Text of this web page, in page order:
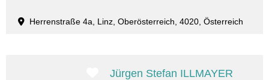
Herrenstraße 4a, Linz, Oberösterreich, 4020, Österreich
Favorit
Jürgen Stefan ILLMAYER